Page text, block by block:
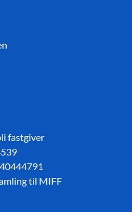
fastgiver
til MIFF